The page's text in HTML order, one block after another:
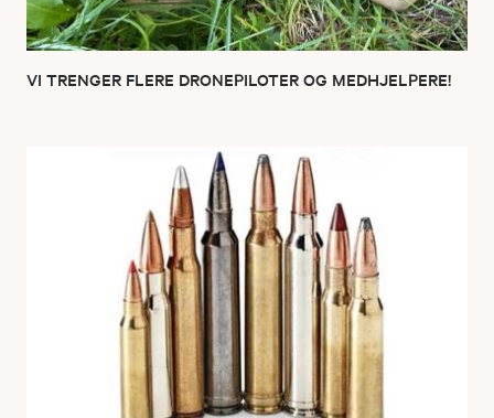
VI TRENGER FLERE DRONEPILOTER OG MEDHJELPERE!